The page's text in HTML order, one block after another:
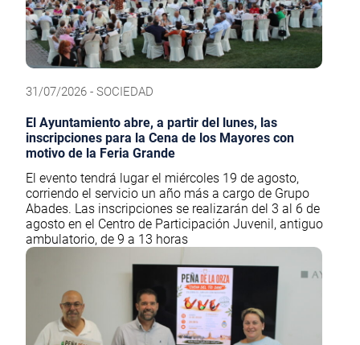
31/07/2026 - SOCIEDAD
El Ayuntamiento abre, a partir del lunes, las
inscripciones para la Cena de los Mayores con
motivo de la Feria Grande
El evento tendrá lugar el miércoles 19 de agosto,
corriendo el servicio un año más a cargo de Grupo
Abades. Las inscripciones se realizarán del 3 al 6 de
agosto en el Centro de Participación Juvenil, antiguo
ambulatorio, de 9 a 13 horas